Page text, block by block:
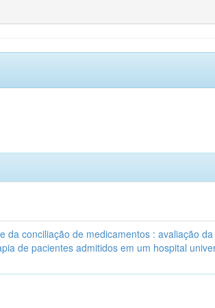
da conciliação de medicamentos : avaliação
de pacientes admitidos em um hospital